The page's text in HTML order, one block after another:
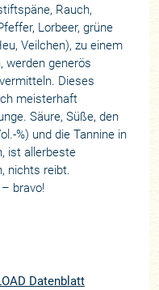
Rauch,
Lorbeer, grüne
Veilchen), zu einem
werden generös
Dieses
meisterhaft
Säure, Süße, den
%) und die Tannine in
ist allerbeste
nichts reibt.
bravo!
Datenblatt